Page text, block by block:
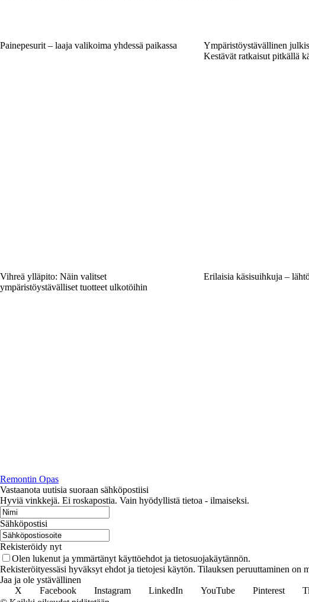
Painepesurit – laaja valikoima yhdessä paikassa
Ympäristöystävällinen
Kestävät ratkaisut pitkällä
Vihreä ylläpito: Näin valitset
ympäristöystävälliset tuotteet ulkotöihin
Erilaisia käsisuihkuja –
Remontin Opas
Vastaanota uutisia suoraan sähköpostiisi
Hyviä vinkkejä. Ei roskapostia. Vain hyödyllistä tietoa - ilmaiseksi.
Sähköpostisi
Rekisteröidy nyt
Olen lukenut ja ymmärtänyt käyttöehdot ja tietosuojakäytännön.
Rekisteröityessäsi hyväksyt ehdot ja tietojesi käytön. Tilauksen peruuttaminen on
Jaa ja ole ystävällinen
X
Facebook Instagram LinkedIn YouTube Pinterest